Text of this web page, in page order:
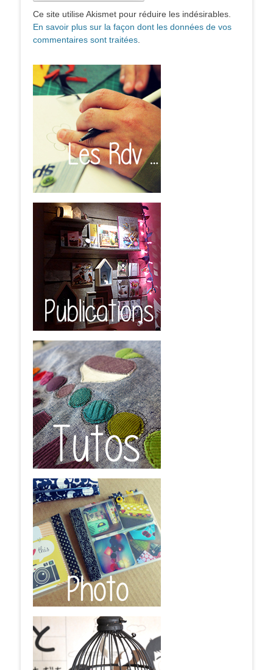
Ce site utilise Akismet pour réduire les indésirables.
En savoir plus sur la façon dont les données de vos
commentaires sont traitées